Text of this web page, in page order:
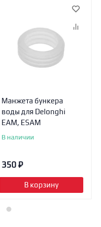
Манжета бункера
воды для Delonghi
EAM, ESAM
В наличии
350 ₽
В корзину